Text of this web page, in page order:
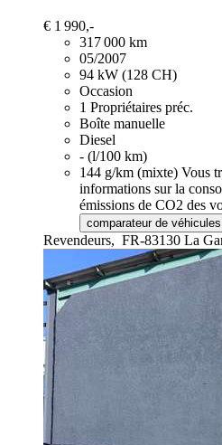
€ 1 990,-
317 000 km
05/2007
94 kW (128 CH)
Occasion
1 Propriétaires préc.
Boîte manuelle
Diesel
- (l/100 km)
144 g/km (mixte) Vous
informations sur la
émissions de CO2 des
comparateur de
Revendeurs, FR-83130 La